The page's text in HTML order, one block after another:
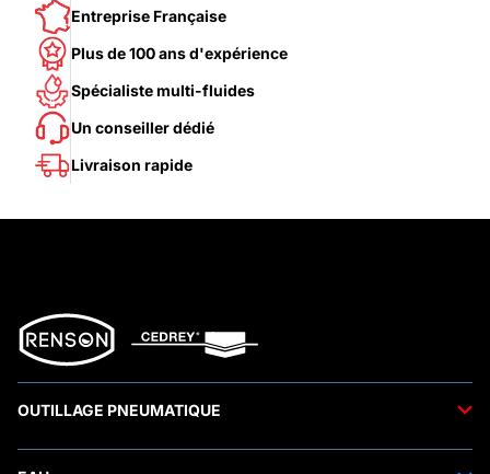
Entreprise Française
Plus de 100 ans d'expérience
Spécialiste multi-fluides
Un conseiller dédié
Livraison rapide
OUTILLAGE PNEUMATIQUE